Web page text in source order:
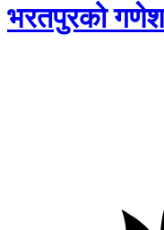
भरतपुरको